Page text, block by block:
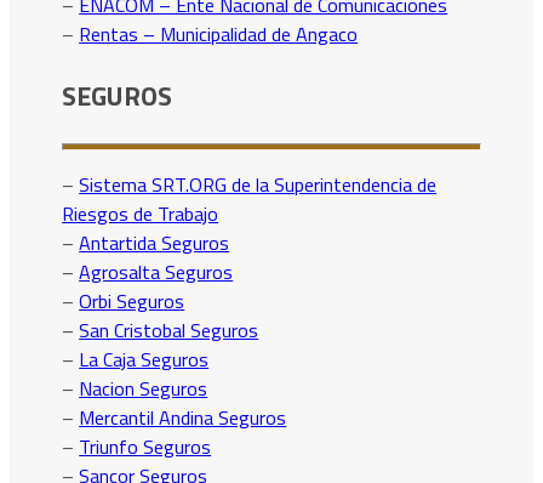
– Rentas – Municipalidad de Angaco
SEGUROS
–Sistema SRT.ORG de la Superintendencia de
Riesgos de Trabajo
–Antartida Seguros
–Agrosalta Seguros
–Orbi Seguros
–San Cristobal Seguros
– La Caja Seguros
– Nacion Seguros
– Mercantil Andina Seguros
– Triunfo Seguros
–Sancor Seguros